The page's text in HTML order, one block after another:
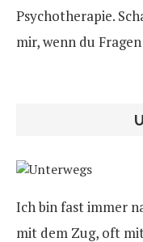
Psychotherapie.
mir, wenn du
Ich bin fast immer
mit dem Zug, oft